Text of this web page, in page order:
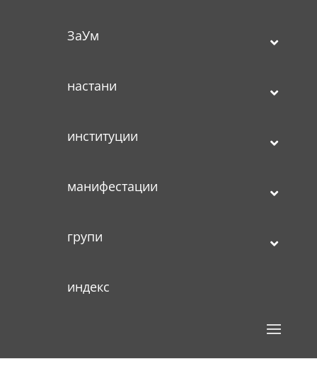
ЗаУм
настани
институции
манифестации
групи
индекс